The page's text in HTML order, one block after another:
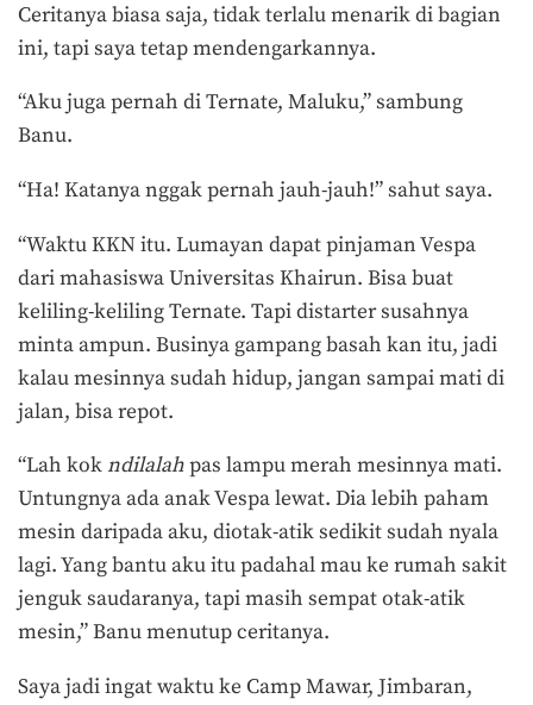
Ceritanya biasa saja, tidak terlalu menarik di bagian
ini, tapi saya tetap mendengarkannya.
“Aku juga pernah di Ternate, Maluku,” sambung
Banu.
“Ha! Katanya nggak pernah jauh-jauh!” sahut saya.
“Waktu KKN itu. Lumayan dapat pinjaman Vespa
dari mahasiswa Universitas Khairun. Bisa buat
keliling-keliling Ternate. Tapi distarter susahnya
minta ampun. Businya gampang basah kan itu, jadi
kalau mesinnya sudah hidup, jangan sampai mati di
jalan, bisa repot.
“Lah kokndilalahpas lampu merah mesinnya mati.
Untungnya ada anak Vespa lewat. Dia lebih paham
mesin daripada aku, diotak-atik sedikit sudah nyala
lagi. Yang bantu aku itu padahal mau ke rumah sakit
jenguk saudaranya, tapi masih sempat otak-atik
mesin,” Banu menutup ceritanya.
Saya jadi ingat waktu ke Camp Mawar, Jimbaran,